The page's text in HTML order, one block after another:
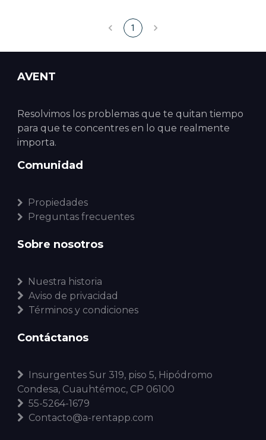
1
AVENT
Resolvimos los problemas que te quitan tiempo
para que te concentres en lo que realmente
importa.
Comunidad
Propiedades
Preguntas frecuentes
Sobre nosotros
Nuestra historia
Aviso de privacidad
Términos y condiciones
Contáctanos
Insurgentes Sur 319, piso 5, Hipódromo
Condesa, Cuauhtémoc, CP 06100
55-5264-1679
Contacto@a-rentapp.com